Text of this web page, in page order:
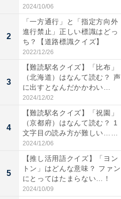
2024/10/06
2
「一方通行」と「指定方向外
進行禁止」正しい標識はどっ
ち？【道路標識クイズ】
2022/12/26
3
【難読駅名クイズ】「比布」
（北海道）はなんて読む？ 声
に出すとなんだかかわい
い…...
2024/12/02
4
【難読駅名クイズ】「祝園」
（京都府）はなんて読む？ 1
文字目の読み方が難しい……
2024/12/06
5
【推し活用語クイズ】「ヨン
トン」はどんな意味？ ファン
にとってはたまらない…！
2024/10/09